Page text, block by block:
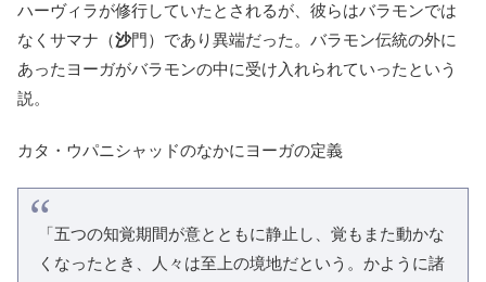
ハーヴィラが修行していたとされるが、彼らはバラモンでは
なくサマナ（沙門）であり異端だった。バラモン伝統の外に
あったヨーガがバラモンの中に受け入れられていったという
説。
カタ・ウパニシャッドのなかにヨーガの定義
「五つの知覚期間が意とともに静止し、覚もまた動かな
くなったとき、人々は至上の境地だという。かように諸